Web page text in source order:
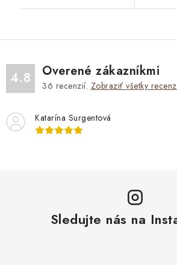
4.8 Overené zákazníkmi
36 recenzií. Zobraziť všetky
Katarína Surgentová
Sledujte nás na